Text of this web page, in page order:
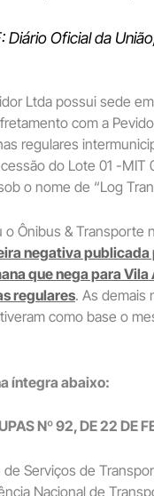
Diário Oficial da
Ltda possui sede
com a
regulares
do Lote 01 -MIT
o nome de “Log
Ônibus & Transporte
negativa publicada
que nega para Vila
regulares. As demais
como base o
íntegra abaixo:
Nº 92, DE 22 DE
Serviços de
Nacional de